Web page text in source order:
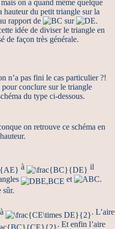
on a quand même quelque
hauteur du petit triangle sur la
rapport de
sur
.
idée de diviser le triangle en
de façon très générale.
n’a pas fini le cas particulier ?!
conclure sur le triangle
du type ci-dessous.
on retrouve ce schéma en
à
il
et
.
sûr.
. L’aire
. Et enfin l’aire